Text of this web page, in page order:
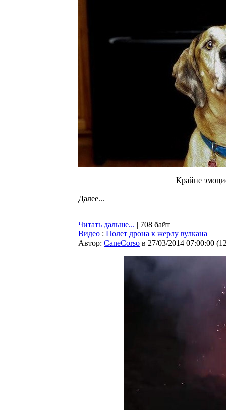
Крайне
Далее...
Читать дальше... | 708 байт
Видео : Полет дрона к жерлу вулкана
Автор: CaneCorso в 27/03/2014 07:00:00 (